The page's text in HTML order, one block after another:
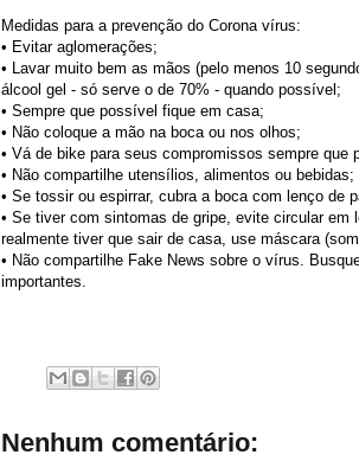
Medidas para a prevenção do Corona vírus:
• Evitar aglomerações;
• Lavar muito bem as mãos (pelo menos 10
álcool gel - só serve o de 70% - quando possível;
• Sempre que possível fique em casa;
• Não coloque a mão na boca ou nos olhos;
• Vá de bike para seus compromissos sempre que
• Não compartilhe utensílios, alimentos ou bebidas;
• Se tossir ou espirrar, cubra a boca com lenço de
• Se tiver com sintomas de gripe, evite circular
realmente tiver que sair de casa, use máscara
• Não compartilhe Fake News sobre o vírus.
importantes.
Nenhum comentário: